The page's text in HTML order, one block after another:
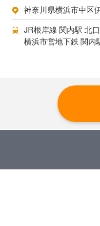
神奈川県横浜市中区
JR根岸線 関内駅 北
横浜市営地下鉄 関内